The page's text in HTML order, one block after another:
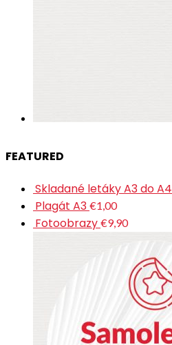
FEATURED
Skladané letáky A3 do A4
Plagát A3 €1,00
Fotoobrazy €9,90